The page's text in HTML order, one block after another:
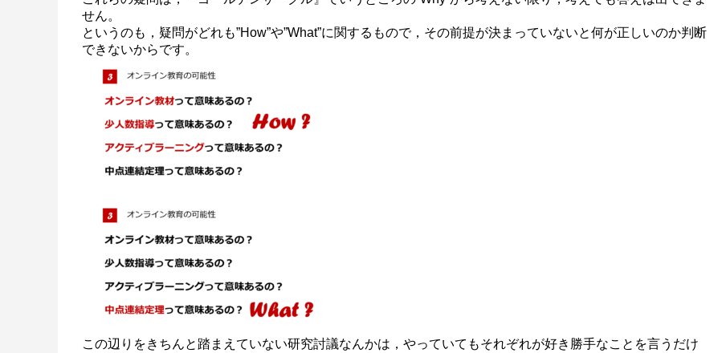
せん。
というのも，疑問がどれも”How”や”What”に関するもので，その前提が決まっていないと何が正しいのか判断
できないからです。
この辺りをきちんと踏まえていない研究討議なんかは，やっていてもそれぞれが好き勝手なことを言うだけ